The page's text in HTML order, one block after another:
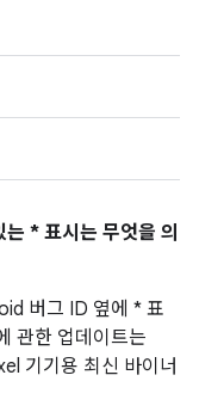
* 표시는 무엇을 의
버그 ID 옆에 * 표
관한 업데이트는
기기용 최신 바이너